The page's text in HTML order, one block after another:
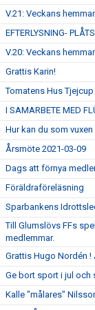
V.21: Veckans
EFTERLYSNING-
V.20: Veckans
Grattis Karin!
Tomatens Hus
I SAMARBETE MED
Hur kan du som
Årsmöte 2021-03-09
Dags att förnya
Föräldraföreläsning
Sparbankens
Till Glumslövs FFs
medlemmar.
Grattis Hugo Nordén !
Ge bort sport i jul
Kalle "målares"